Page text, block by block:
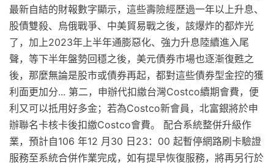
最新自結的財報數字顯示，這些壽險經歷過一年以上升息、
股債雙殺、烏俄戰爭、中美貿易戰之後，該爆炸的都炸光
了，加上2023年上半年通膨惡化、強力升息陸續進入尾
聲，等下半年盤勢回穩之後，美元債券市場也逐漸復甦之
後，那麼無論是股市或債券再起，都對這些債券型金控的獲
利面更加分... 第二，申辦代扣繳台灣Costco續期會費，便
利又可以抵用好多金；若為Costco新會員，北富銀將於申
辦聯名卡核卡後扣繳Costco會費。 配合系統整併升級作
業，預計自106 年12 月30 日23：00 起暫停網路刷卡驗證
服務至系統合併作業完成，如有提早恢復服務，將再另行於